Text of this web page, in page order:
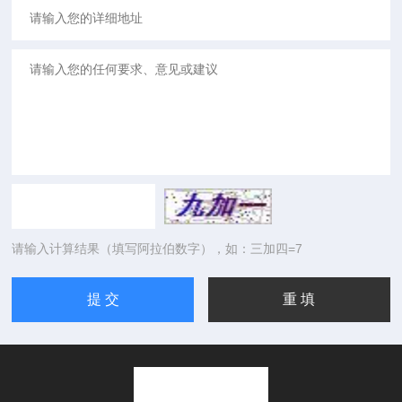
请输入计算结果（填写阿拉伯数字），如：三加四=7